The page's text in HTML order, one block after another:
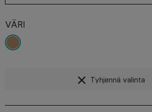
VÄRI
Tyhjennä valinta